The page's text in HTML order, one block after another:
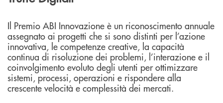
Il Premio ABI Innovazione è un riconoscimento annuale
assegnato ai progetti che si sono distinti per l’azione
innovativa, le competenze creative, la capacità
continua di risoluzione dei problemi, l’interazione e il
coinvolgimento evoluto degli utenti per ottimizzare
sistemi, processi, operazioni e rispondere alla
crescente velocità e complessità dei mercati.